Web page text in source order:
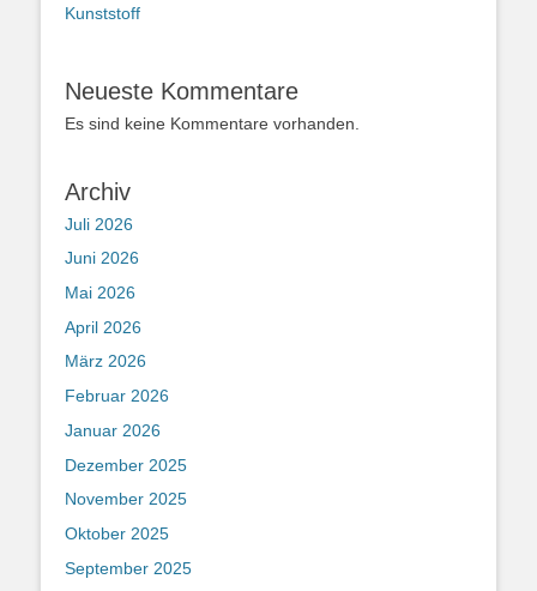
Kunststoff
Neueste Kommentare
Es sind keine Kommentare vorhanden.
Archiv
Juli 2026
Juni 2026
Mai 2026
April 2026
März 2026
Februar 2026
Januar 2026
Dezember 2025
November 2025
Oktober 2025
September 2025